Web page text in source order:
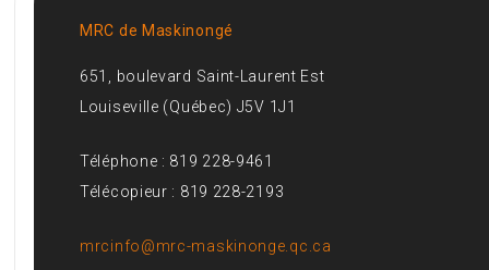
MRC de Maskinongé
651, boulevard Saint-Laurent Est
Louiseville (Québec) J5V 1J1
Téléphone : 819 228-9461
Télécopieur : 819 228-2193
mrcinfo@mrc-maskinonge.qc.ca